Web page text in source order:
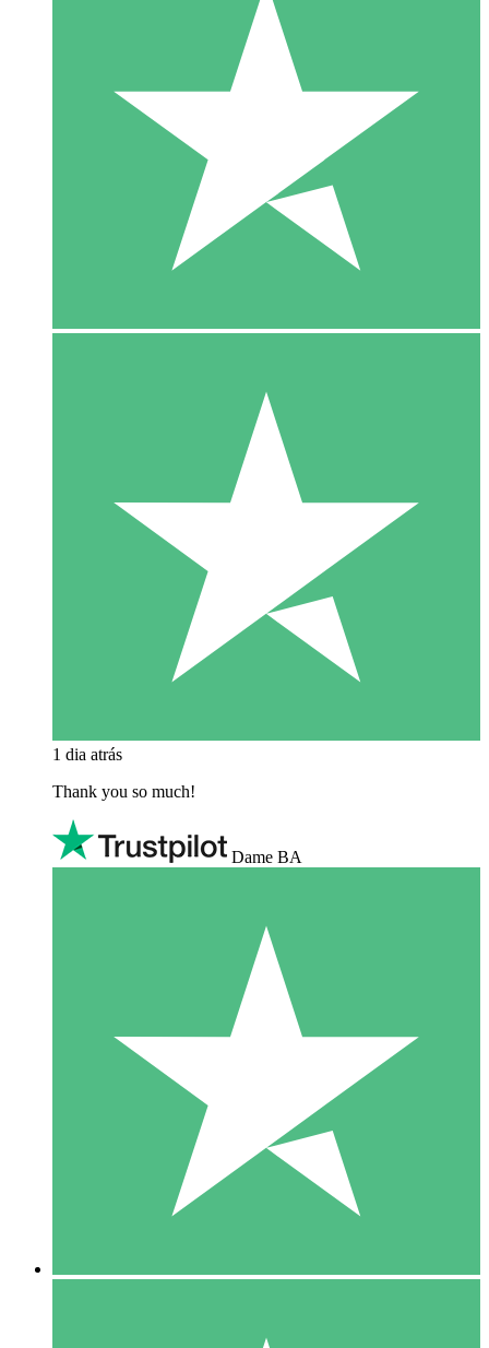
1 dia atrás
Thank you so much!
Dame BA